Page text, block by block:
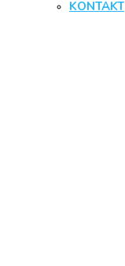
KONTAKT